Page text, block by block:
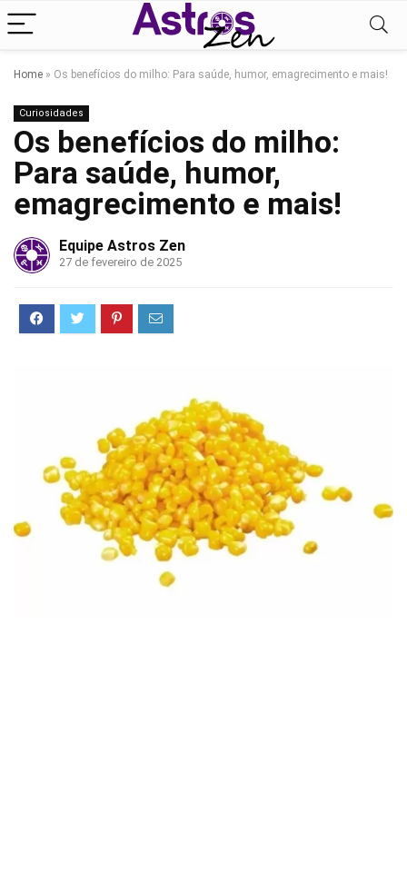
Home » Os benefícios do milho: Para saúde, humor, emagrecimento e mais!
Curiosidades
Os benefícios do milho:
Para saúde, humor,
emagrecimento e mais!
Equipe Astros Zen
27 de fevereiro de 2025